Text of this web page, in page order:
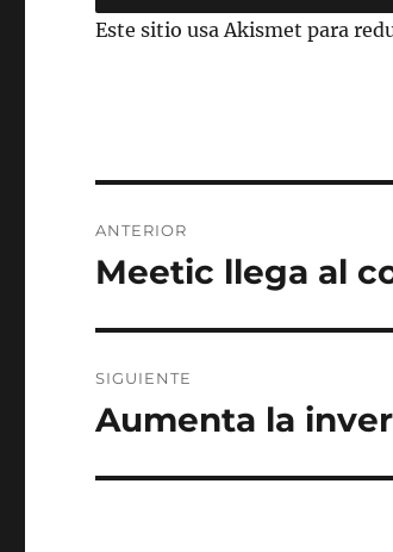
Este sitio usa Akismet para
de
ANTERIOR
Entrada
Meetic llega al
SIGUIENTE
Entrada
Aumenta la